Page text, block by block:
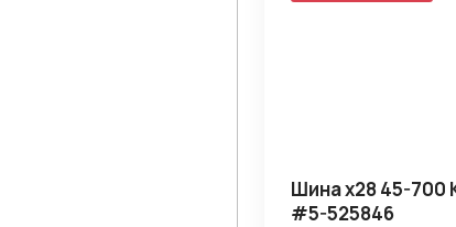
Шина х28 45-700
#5-525846